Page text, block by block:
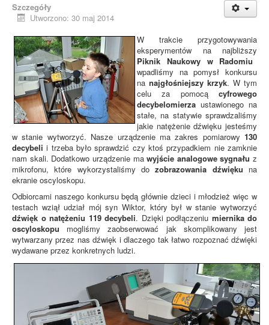
Szczegóły
Utworzono: 30 maj 2014
W trakcie przygotowywania
eksperymentów na najbliższy
Piknik Naukowy w Radomiu
wpadliśmy na pomysł konkursu
na najgłośniejszy krzyk. W tym
celu za pomocą cyfrowego
decybelomierza ustawionego na
stałe, na statywie sprawdzaliśmy
jakie natężenie dźwięku jesteśmy
w stanie wytworzyć. Nasze urządzenie ma zakres pomiarowy 130
decybeli i trzeba było sprawdzić czy ktoś przypadkiem nie zamknie
nam skali. Dodatkowo urządzenie mawyjście analogowe sygnału z
mikrofonu, które wykorzystaliśmy dozobrazowania dźwięku na
ekranie oscyloskopu.
Odbiorcami naszego konkursu będą głównie dzieci i młodzież więc w
testach wziął udział mój syn Wiktor, który był w stanie wytworzyć
dźwięk o natężeniu 119 decybeli. Dzięki podłączeniu miernika do
oscyloskopu mogliśmy zaobserwować jak skomplikowany jest
wytwarzany przez nas dźwięk i dlaczego tak łatwo rozpoznać dźwięki
wydawane przez konkretnych ludzi.